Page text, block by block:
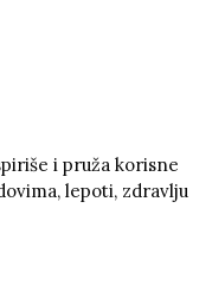
i pruža korisne
lepoti, zdravlju